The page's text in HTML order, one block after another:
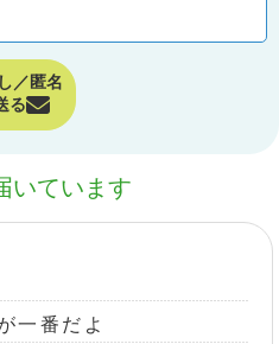
／匿名
る
いています
一番だよ